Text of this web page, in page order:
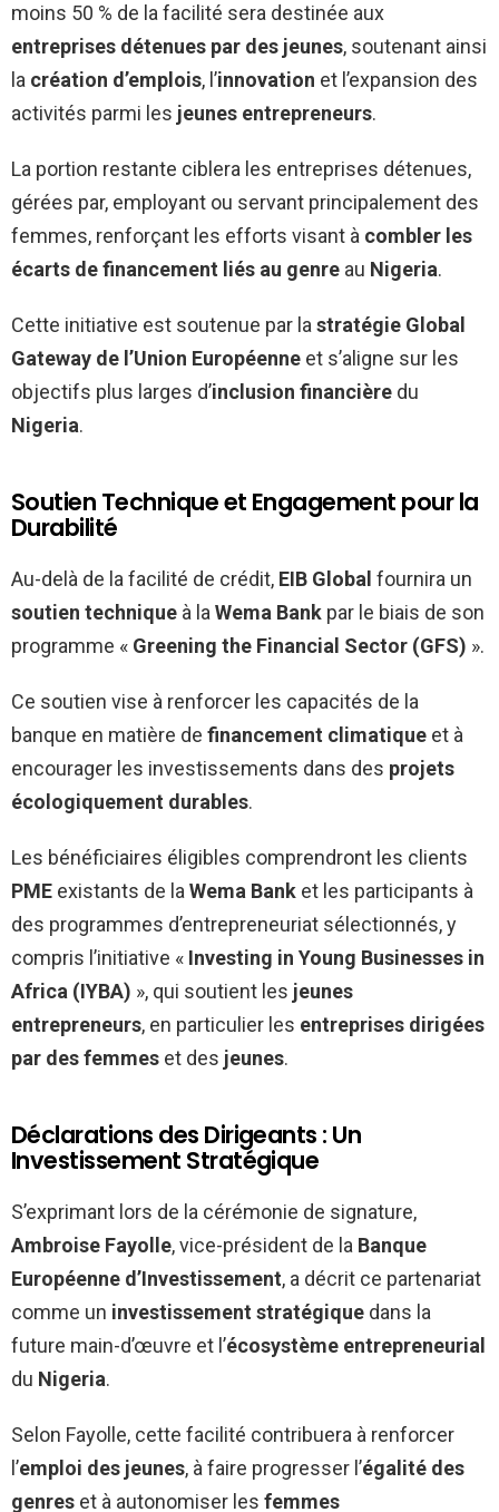
moins 50 % de la facilité sera destinée aux
entreprises détenues par des jeunes, soutenant ainsi
la création d’emplois, l’innovation et l’expansion des
activités parmi les jeunes entrepreneurs.
La portion restante ciblera les entreprises détenues,
gérées par, employant ou servant principalement des
femmes, renforçant les efforts visant à combler les
écarts de financement liés au genre au Nigeria.
Cette initiative est soutenue par lastratégie Global
Gateway de l’Union Européenne et s’aligne sur les
objectifs plus larges d’inclusion financière du
Nigeria.
Soutien Technique et Engagement pour la
Durabilité
Au-delà de la facilité de crédit, EIB Global fournira un
soutien technique à laWema Bank par le biais de son
programme « Greening the Financial Sector (GFS) ».
Ce soutien vise à renforcer les capacités de la
banque en matière de financement climatique et à
encourager les investissements dans des projets
écologiquement durables.
Les bénéficiaires éligibles comprendront les clients
PME existants de laWema Bank et les participants à
des programmes d’entrepreneuriat sélectionnés, y
compris l’initiative « Investing in Young Businesses in
Africa (IYBA) », qui soutient les jeunes
entrepreneurs, en particulier les entreprises dirigées
par des femmes et des jeunes.
Déclarations des Dirigeants : Un
Investissement Stratégique
S’exprimant lors de la cérémonie de signature,
Ambroise Fayolle, vice-président de la Banque
Européenne d’Investissement, a décrit ce partenariat
comme un investissement stratégique dans la
future main-d’œuvre et l’écosystème entrepreneurial
du Nigeria.
Selon Fayolle, cette facilité contribuera à renforcer
l’emploi des jeunes, à faire progresser l’égalité des
genres et à autonomiser les femmes